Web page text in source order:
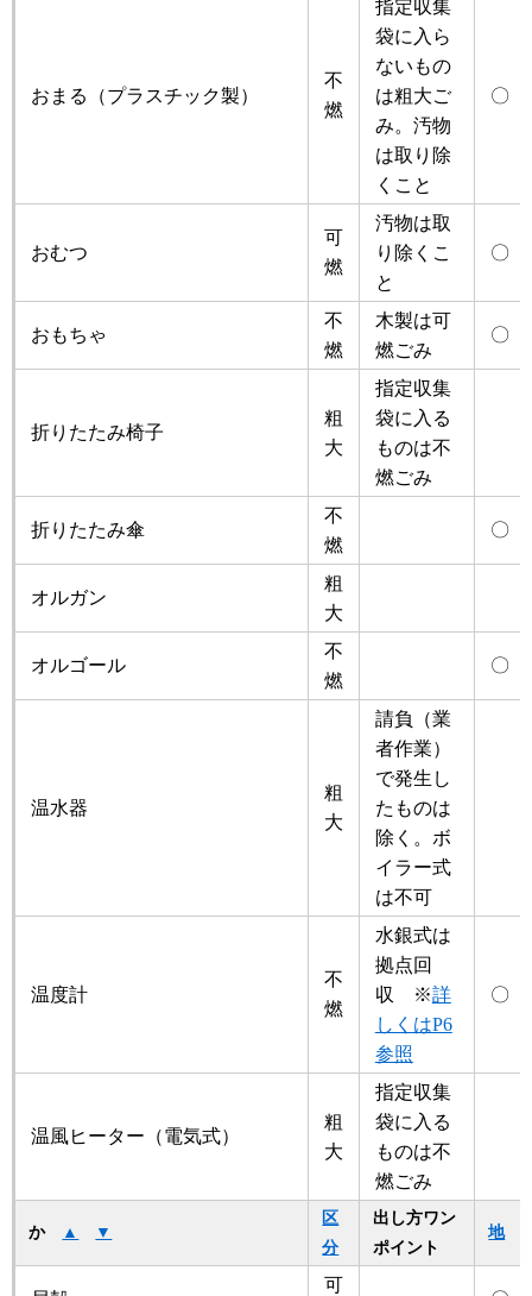
おまる（プラスチック製）
不
燃
指定収集
袋に入ら
ないもの
は粗大ご
み。汚物
は取り除
くこと
〇
おむつ
可
燃
汚物は取
り除くこ
と
〇
おもちゃ
不
燃
木製は可
燃ごみ
〇
折りたたみ椅子
粗
大
指定収集
袋に入る
ものは不
燃ごみ
折りたたみ傘
不
燃
〇
オルガン
粗
大
オルゴール
不
燃
〇
温水器
粗
大
請負（業
者作業）
で発生し
たものは
除く。ボ
イラー式
は不可
温度計
不
燃
水銀式は
拠点回
収 ※詳
しくはP6
参照
〇
温風ヒーター（電気式）
粗
大
指定収集
袋に入る
ものは不
燃ごみ
か ▲ ▼
区
分
出し方ワン
ポイント
地
可